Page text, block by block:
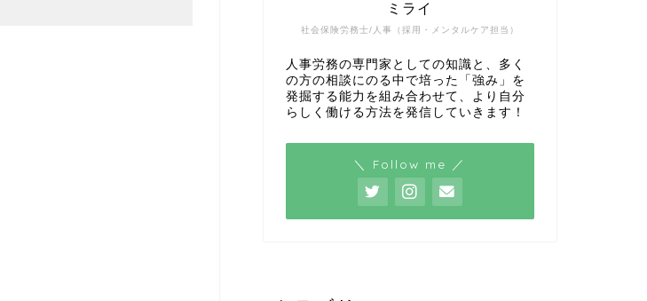
社会保険労務士/人事（採用・メンタルケア担当）
ミライ
人事労務の専門家としての知識と、多く
の方の相談にのる中で培った「強み」を
発掘する能力を組み合わせて、より自分
らしく働ける方法を発信していきます！
＼ Follow me ／